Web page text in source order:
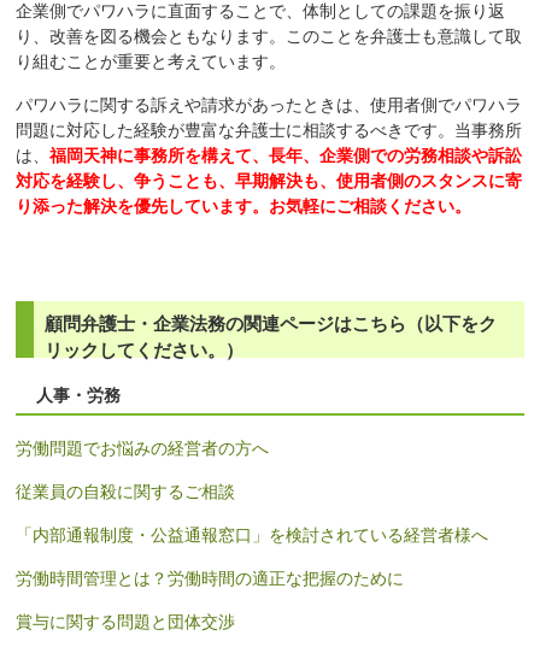
企業側でパワハラに直面することで、体制としての課題を振り返
り、改善を図る機会ともなります。このことを弁護士も意識して取
り組むことが重要と考えています。
パワハラに関する訴えや請求があったときは、使用者側でパワハラ
問題に対応した経験が豊富な弁護士に相談するべきです。当事務所
は、福岡天神に事務所を構えて、長年、企業側での労務相談や訴訟
対応を経験し、争うことも、早期解決も、使用者側のスタンスに寄
り添った解決を優先しています。お気軽にご相談ください。
顧問弁護士・企業法務の関連ページはこちら（以下をク
リックしてください。）
人事・労務
労働問題でお悩みの経営者の方へ
従業員の自殺に関するご相談
「内部通報制度・公益通報窓口」を検討されている経営者様へ
労働時間管理とは？労働時間の適正な把握のために
賞与に関する問題と団体交渉